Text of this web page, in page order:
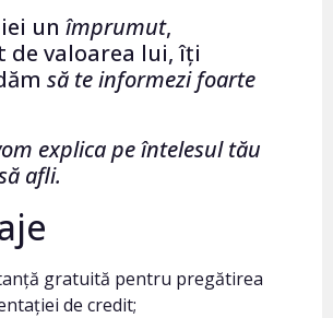
un împrumut,
de valoarea lui, îți
să te informezi foarte
explica pe întelesul tău
afli.
gratuită pentru pregătirea
de credit;